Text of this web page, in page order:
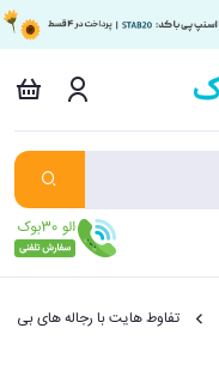
تفاوط هایت با رجاله های بی